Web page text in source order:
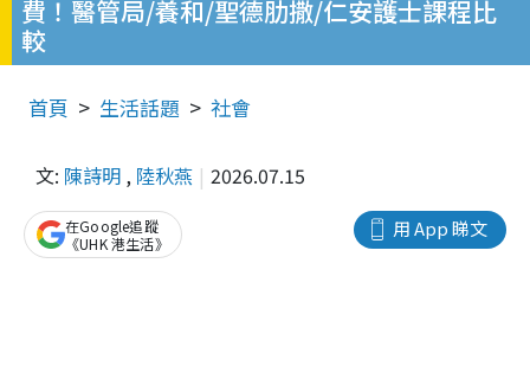
費！醫管局/養和/聖德肋撒/仁安護士課程比
較
首頁 生活話題 社會
文: 陳詩明 , 陸秋燕 2026.07.15
用 App 睇文
在Google追蹤
《UHK 港生活》